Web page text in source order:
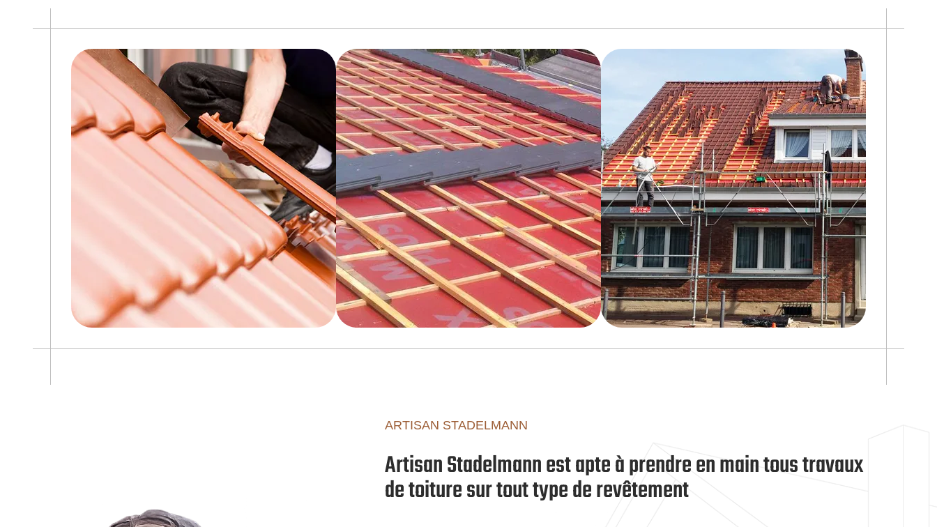
ARTISAN STADELMANN
Artisan Stadelmann est apte à prendre en main tous travaux
de toiture sur tout type de revêtement